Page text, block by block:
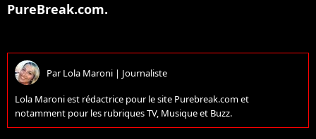
PureBreak.com.
ParLola Maroni | Journaliste
Lola Maroni est rédactrice pour le site Purebreak.com et
notamment pour les rubriques TV, Musique et Buzz.